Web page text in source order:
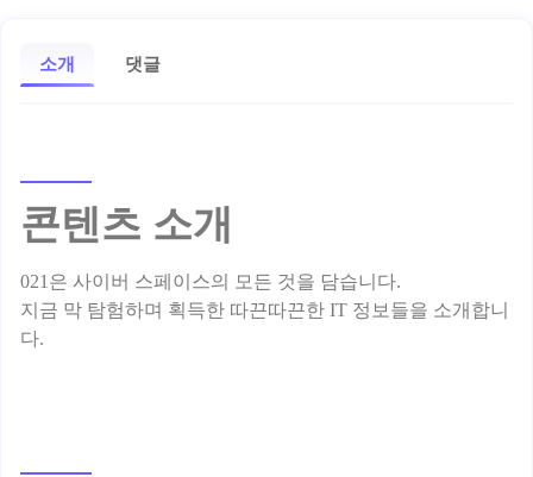
소개 댓글
콘텐츠 소개
021은 사이버 스페이스의 모든 것을 담습니다.
지금 막 탐험하며 획득한 따끈따끈한 IT 정보들을 소개합니